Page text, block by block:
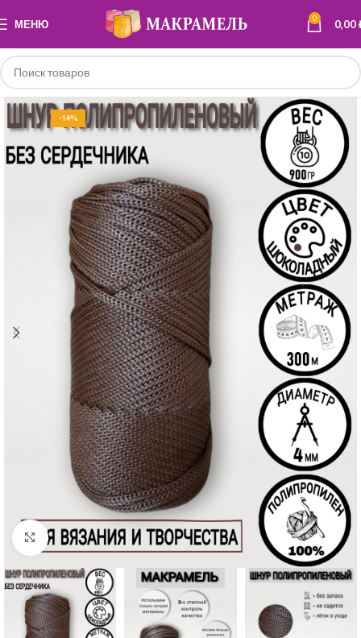
МЕНЮ 0 0,00
-14%
ПОЛИПРОПИЛЕН
Нажмите, чтобы увеличить